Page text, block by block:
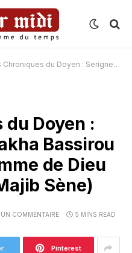
du Doyen : Serigne Mountakha Bassirou Mbacké, un homme de Dieu accompli (Par Majib Sène)
du Doyen :
Bassirou
de Dieu
Sène)
COMMENTAIRE 5 MINS READ
Pinterest